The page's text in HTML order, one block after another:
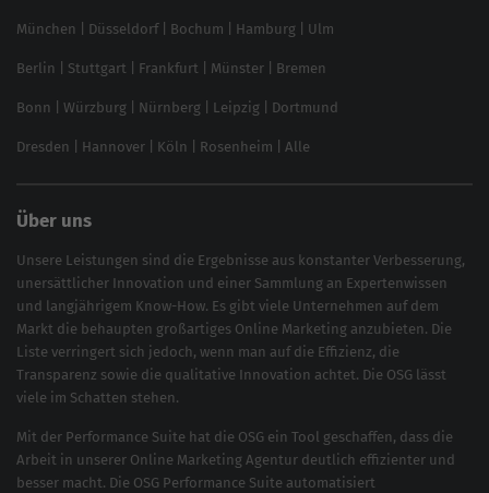
Local SEO
SEO für Online Shops
Brand Monitoring 2025
München Düsseldorf| Bochum Hamburg Ulm
Berlin Stuttgart Frankfurt Münster Bremen
Bonn Würzburg Nürnberg Leipzig Dortmund
Dresden Hannover Köln Rosenheim Alle
Über uns
Unsere Leistungen sind die Ergebnisse aus konstanter Verbesserung,
unersättlicher Innovation und einer Sammlung an Expertenwissen
und langjährigem Know-How. Es gibt viele Unternehmen auf dem
Markt die behaupten großartiges Online Marketing anzubieten. Die
Liste verringert sich jedoch, wenn man auf die Effizienz, die
Transparenz sowie die qualitative Innovation achtet. Die OSG lässt
viele im Schatten stehen.
Mit der Performance Suite hat die OSG ein Tool geschaffen, dass die
Arbeit in unserer Online Marketing Agentur deutlich effizienter und
besser macht. Die OSG Performance Suite automatisiert